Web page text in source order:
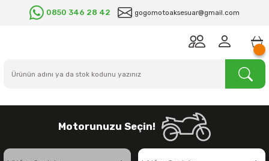
0850 346 28 42 gogomotoaksesuar@gmail.com
Motorunuzu Seçin!